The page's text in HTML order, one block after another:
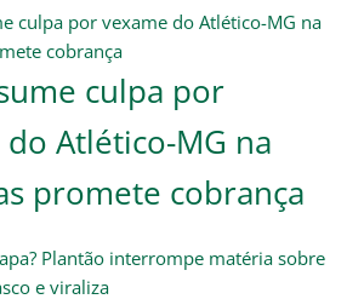
culpa por
Atlético-MG na
promete cobrança